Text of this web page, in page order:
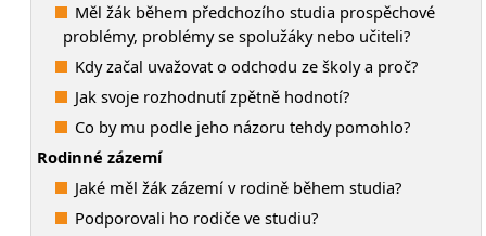
Měl žák během předchozího studia prospěchové
problémy, problémy se spolužáky nebo učiteli?
Kdy začal uvažovat o odchodu ze školy a proč?
Jak svoje rozhodnutí zpětně hodnotí?
Co by mu podle jeho názoru tehdy pomohlo?
Rodinné zázemí
Jaké měl žák zázemí v rodině během studia?
Podporovali ho rodiče ve studiu?